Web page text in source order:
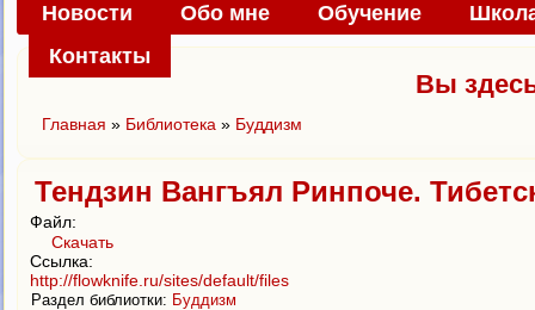
Новости Обо мне Обучение
Контакты
Вы
Главная » Библиотека » Буддизм
Тендзин Вангъял Ринпоче.
Файл:
Скачать
Ссылка:
http://flowknife.ru/sites/default/files
Раздел библиотки: Буддизм